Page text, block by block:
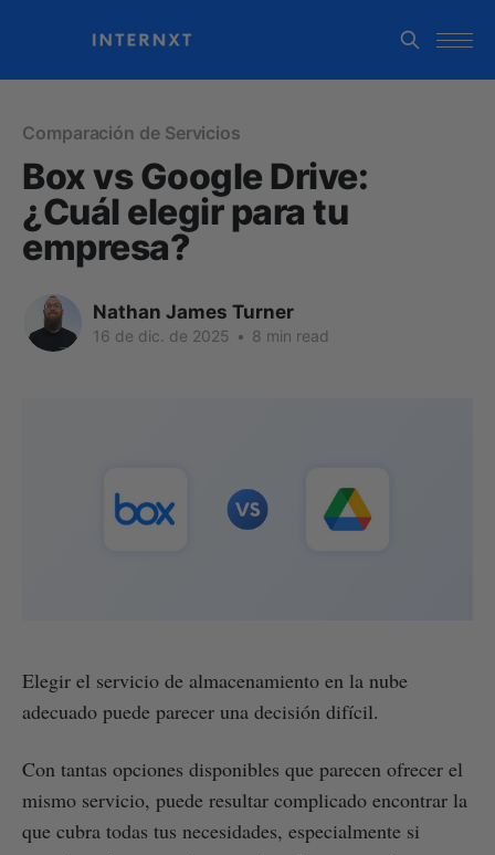
Comparación de Servicios
Box vs Google Drive:
¿Cuál elegir para tu
empresa?
Nathan James Turner
16 de dic. de 2025 • 8 min read
Elegir el servicio de almacenamiento en la nube
adecuado puede parecer una decisión difícil.
Con tantas opciones disponibles que parecen ofrecer el
mismo servicio, puede resultar complicado encontrar la
que cubra todas tus necesidades, especialmente si